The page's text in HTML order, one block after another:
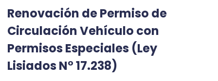
Renovación de Permiso de
Circulación Vehículo con
Permisos Especiales (Ley
Lisiados N° 17.238)